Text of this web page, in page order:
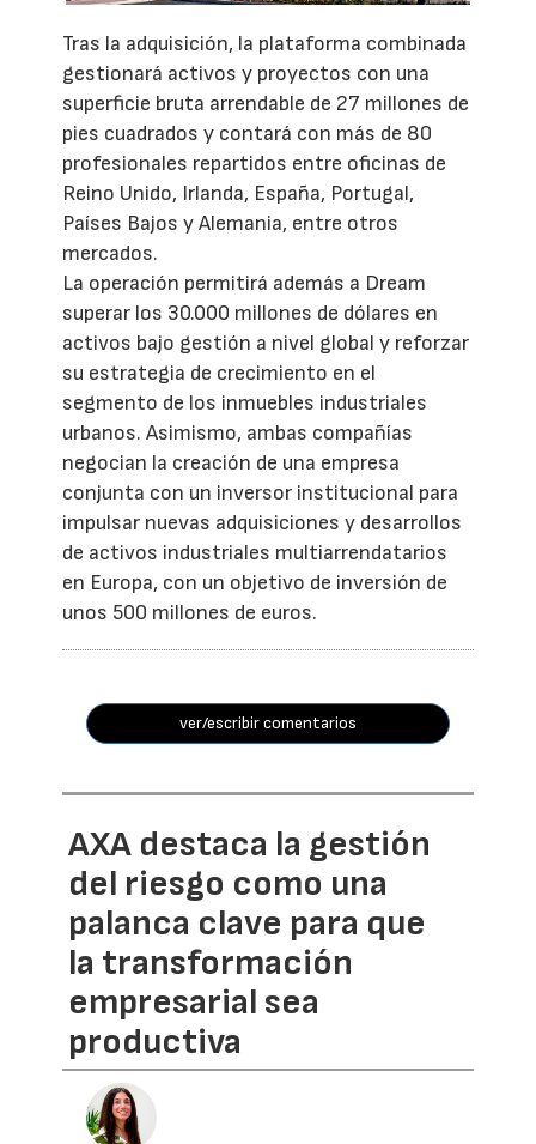
Tras la adquisición, la plataforma combinada
gestionará activos y proyectos con una
superficie bruta arrendable de 27 millones de
pies cuadrados y contará con más de 80
profesionales repartidos entre oficinas de
Reino Unido, Irlanda, España, Portugal,
Países Bajos y Alemania, entre otros
mercados.
La operación permitirá además a Dream
superar los 30.000 millones de dólares en
activos bajo gestión a nivel global y reforzar
su estrategia de crecimiento en el
segmento de los inmuebles industriales
urbanos. Asimismo, ambas compañías
negocian la creación de una empresa
conjunta con un inversor institucional para
impulsar nuevas adquisiciones y desarrollos
de activos industriales multiarrendatarios
en Europa, con un objetivo de inversión de
unos 500 millones de euros.
ver/escribir comentarios
AXA destaca la gestión
del riesgo como una
palanca clave para que
la transformación
empresarial sea
productiva